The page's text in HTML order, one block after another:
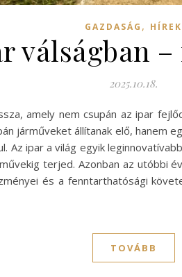
GAZDASÁG , HÍREK
válságban
2025.10.18.
amely nem csupán az ipar
járműveket állítanak elő, hanem
Az ipar a világ egyik
terjed. Azonban az utóbbi
és a fenntarthatósági
TOVÁBB